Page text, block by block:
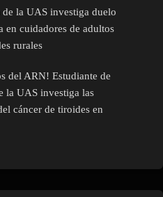
de la UAS investiga duelo
en cuidadores de adultos
rurales
del ARN! Estudiante de
la UAS investiga las
cáncer de tiroides en